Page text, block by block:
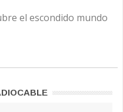
el escondido mundo